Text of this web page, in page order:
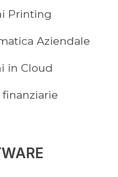
Printing
Aziendale
in Cloud